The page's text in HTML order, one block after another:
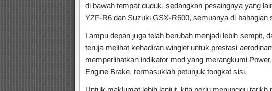
di bawah tempat duduk, sedangkan pesaingnya yang
YZF-R6 dan Suzuki GSX-R600, semuanya di bahagian
Lampu depan juga telah berubah menjadi lebih sempit,
teruja melihat kehadiran winglet untuk prestasi
memperlihatkan indikator mod yang merangkumi
Engine Brake, termasuklah petunjuk tongkat sisi.